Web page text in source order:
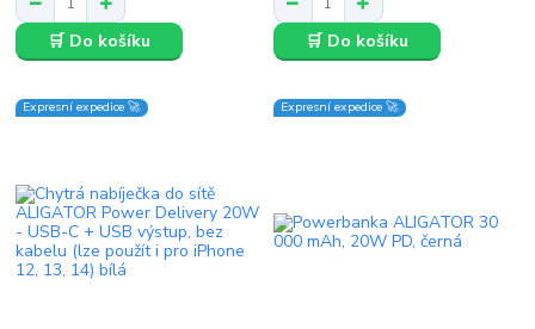
🛒 Do košíku 🛒 Do košíku
Expresní expedice 🚀 Expresní expedice 🚀